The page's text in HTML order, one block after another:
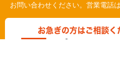
お問い合わせください。営業電話
お急ぎの方はご相談く